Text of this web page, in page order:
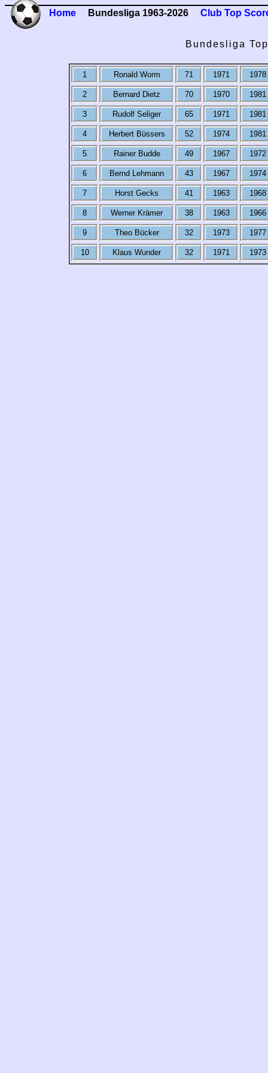
Home Bundesliga 1963-2026 Club Top
Bundesliga
1 Ronald Worm 71 1971 1978
2 Bernard Dietz 70 1970 1981
3 Rudolf Seliger 65 1971 1981
4 Herbert Büssers 52 1974 1981
5 Rainer Budde 49 1967 1972
6 Bernd Lehmann 43 1967 1974
7 Horst Gecks 41 1963 1968
8 Werner Krämer 38 1963 1966
9 Theo Bücker 32 1973 1977
10 Klaus Wunder 32 1971 1973